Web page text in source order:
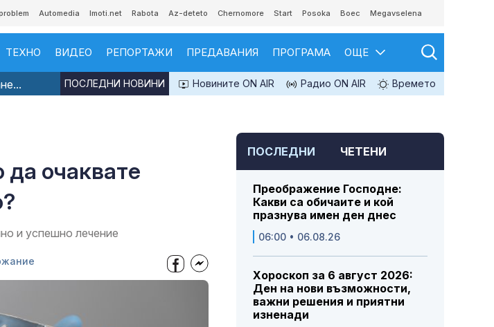
Automedia Imoti.net Rabota Az-deteto Chernomore Start Posoka Boec Megavselena
ТЕХНО ВИДЕО РЕПОРТАЖИ ПРЕДАВАНИЯ ПРОГРАМА ОЩЕ
Новините ON AIR Радио ON AIR Времето
ПОСЛЕДНИ НОВИНИ
очаквате
и успешно лечение
ПОСЛЕДНИ ЧЕТЕНИ
Преображение Господне:
Какви са обичаите и кой
празнува имен ден днес
06:00 • 06.08.26
Хороскоп за 6 август 2026:
Ден на нови възможности,
важни решения и приятни
изненади